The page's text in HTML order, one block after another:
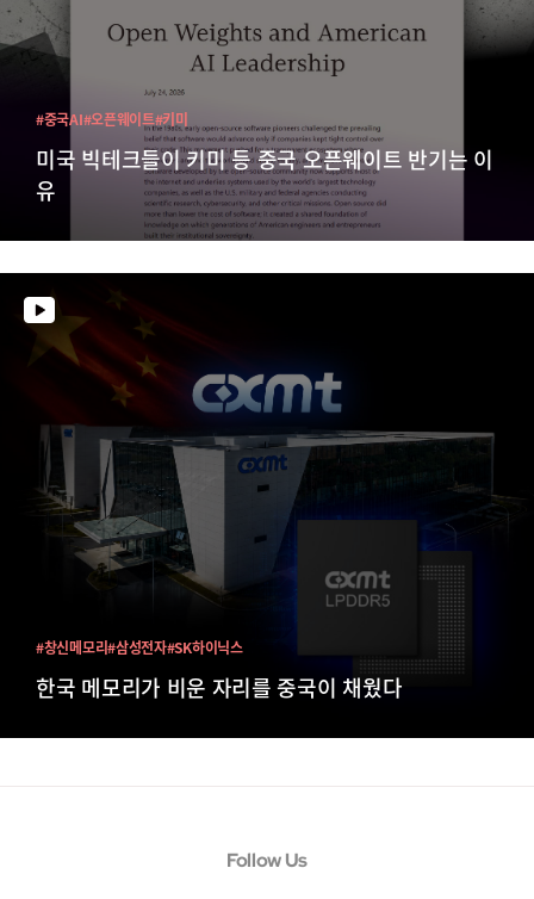
미국 빅테크들이 키미 등 중국 오픈웨이트 반기는 이
유
#중국AI#오픈웨이트#키미
한국 메모리가 비운 자리를 중국이 채웠다
#창신메모리#삼성전자#SK하이닉스
Follow Us